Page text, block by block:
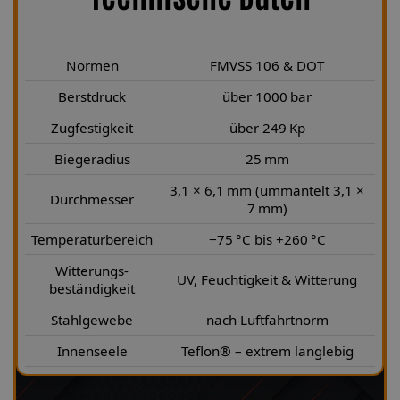
Normen
FMVSS 106 & DOT
Berstdruck
über 1000 bar
Zugfestigkeit
über 249 Kp
Biegeradius
25 mm
Durchmesser
3,1 × 6,1 mm (ummantelt 3,1 ×
7 mm)
Temperaturbereich
−75 °C bis +260 °C
Witterungs-
beständigkeit
UV, Feuchtigkeit & Witterung
Stahlgewebe
nach Luftfahrtnorm
Innenseele
Teflon® – extrem langlebig